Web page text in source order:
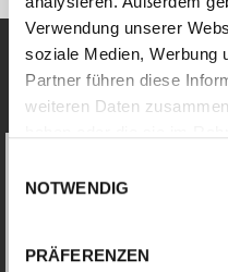
Verwendung unserer
soziale Medien, Werbung
Partner führen diese
weiteren Daten
NOTWENDIG
PRÄFERENZEN
Diese Anlagen